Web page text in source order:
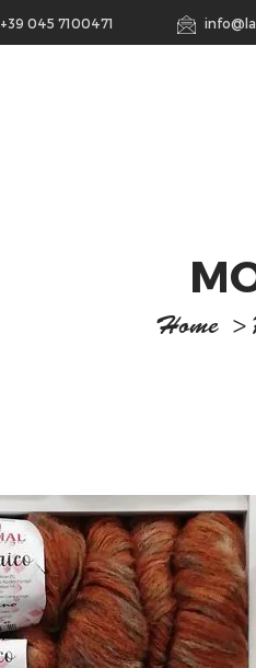
+39 045 7100471
Home >